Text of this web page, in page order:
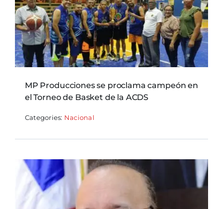
MP Producciones se proclama campeón en
el Torneo de Basket de la ACDS
Categories: Nacional